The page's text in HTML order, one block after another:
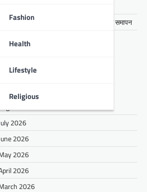
Fashion
Health
Lifestyle
Religious
में तीन अर्थियों ने रुलाया पूरा गांव
बोकारो में रंगारंग समूह नृत्य से ‘धरोहर’ का समापन
पटना में नशा मुक्ति का संदेश
2026
2026
2026
2026
2026
2026